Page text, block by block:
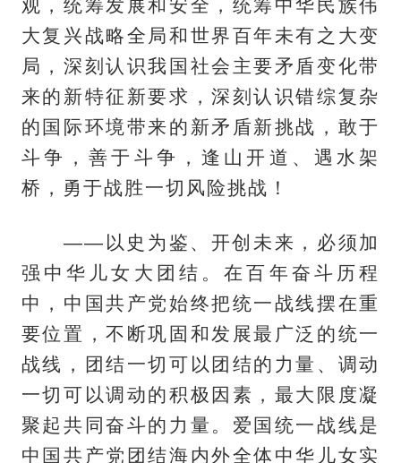
观，统筹发展和安全，统筹中华民族伟
大复兴战略全局和世界百年未有之大变
局，深刻认识我国社会主要矛盾变化带
来的新特征新要求，深刻认识错综复杂
的国际环境带来的新矛盾新挑战，敢于
斗争，善于斗争，逢山开道、遇水架
桥，勇于战胜一切风险挑战！
——以史为鉴、开创未来，必须加
强中华儿女大团结。在百年奋斗历程
中，中国共产党始终把统一战线摆在重
要位置，不断巩固和发展最广泛的统一
战线，团结一切可以团结的力量、调动
一切可以调动的积极因素，最大限度凝
聚起共同奋斗的力量。爱国统一战线是
中国共产党团结海内外全体中华儿女实